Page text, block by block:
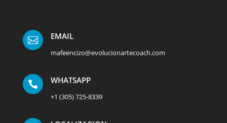
 EMAIL
mafeencizo@evolucionartecoach.com
 WHATSAPP
+1 (305) 725-8339